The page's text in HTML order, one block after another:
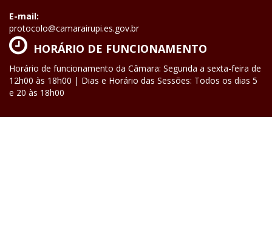
E-mail:
protocolo@camarairupi.es.gov.br
HORÁRIO DE FUNCIONAMENTO
Horário de funcionamento da Câmara: Segunda a sexta-feira de
12h00 às 18h00 | Dias e Horário das Sessões: Todos os dias 5
e 20 às 18h00